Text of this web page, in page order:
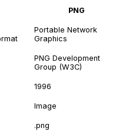
PNG
Portable Network
Graphics
PNG Development
Group (W3C)
1996
Image
.png